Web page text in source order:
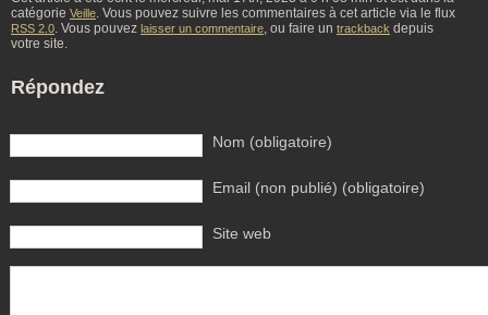
catégorie Veille. Vous pouvez suivre les commentaires à cet article via le flux
RSS 2.0. Vous pouvez laisser un commentaire, ou faire un trackback depuis
votre site.
Répondez
Nom (obligatoire)
Email (non publié) (obligatoire)
Site web